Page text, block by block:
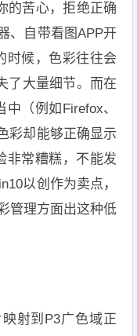
的苦心，拒绝正确
、自带看图APP开
时候，色彩往往会
了大量细节。而在
（例如Firefox、
彩却能够正确显示
常糟糕，不能发
以创作为卖点，
管理方面出这种低
射到P3广色域正